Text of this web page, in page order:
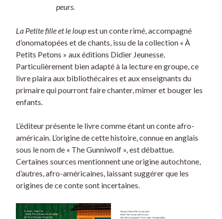
peurs.
La Petite fille et le loupest un conte rimé, accompagné
d’onomatopées et de chants, issu de la collection « À
Petits Petons » aux éditions Didier Jeunesse.
Particulièrement bien adapté à la lecture en groupe, ce
livre plaira aux bibliothécaires et aux enseignants du
primaire qui pourront faire chanter, mimer et bouger les
enfants.
L’éditeur présente le livre comme étant un conte afro-
américain. L’origine de cette histoire, connue en anglais
sous le nom de « The Gunniwolf », est débattue.
Certaines sources mentionnent une origine autochtone,
d’autres, afro-américaines, laissant suggérer que les
origines de ce conte sont incertaines.